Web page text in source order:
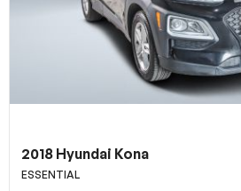
2018 Hyundai Kona
ESSENTIAL